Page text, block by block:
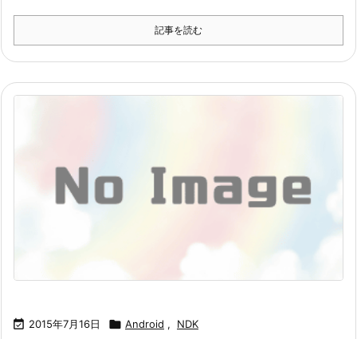
記事を読む
 2015年7月16日  Android , NDK